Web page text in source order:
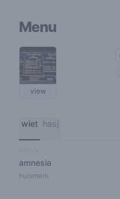
Menu
view
wiet hasj
amnesia
huismerk